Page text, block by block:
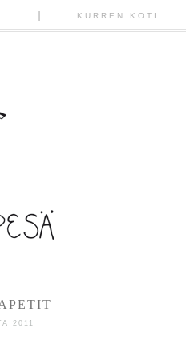
KURREN KOTI
2011